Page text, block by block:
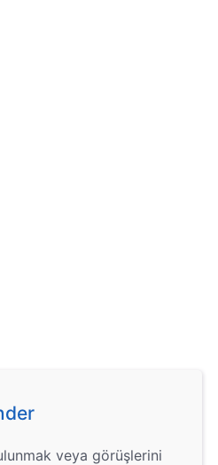
veya görüşlerini